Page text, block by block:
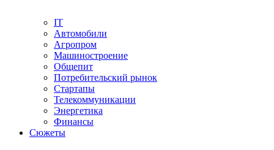
IT
Автомобили
Агропром
Машиностроение
Общепит
Потребительский рынок
Стартапы
Телекоммуникации
Энергетика
Финансы
Сюжеты